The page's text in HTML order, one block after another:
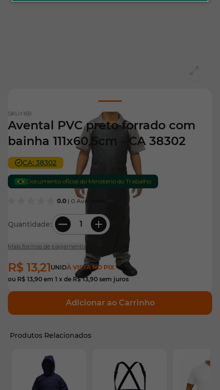
CA: 38302
Documento oficial do Ministério do Trabalho
0.0 | 0 Avaliações
SKU=169
Avental PVC preto forrado com
bainha 111x60,5cm - CA 38302
Quantidade:
Mais formas de pagamento
R$ 13,21UNIDÀ VISTA NO PIX
ou R$ 13,90 em 1 x de R$ 13,90 sem juros
Adicionar ao Carrinho
Produtos Relacionados
É possível navegar pelos elementos do carrossel
Pressione para pular o carrossel
Pressione para ir para a navegação em carrossel